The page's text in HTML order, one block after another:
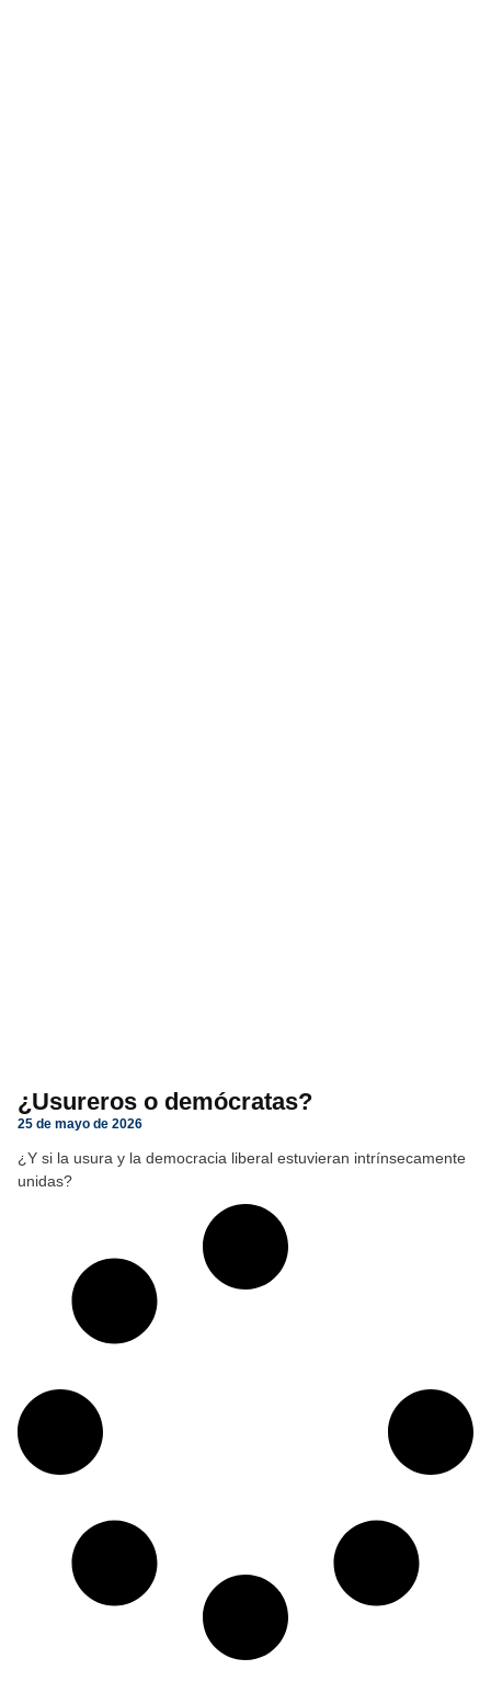
¿Usureros o demócratas?
25 de mayo de 2026
¿Y si la usura y la democracia liberal estuvieran intrínsecamente
unidas?